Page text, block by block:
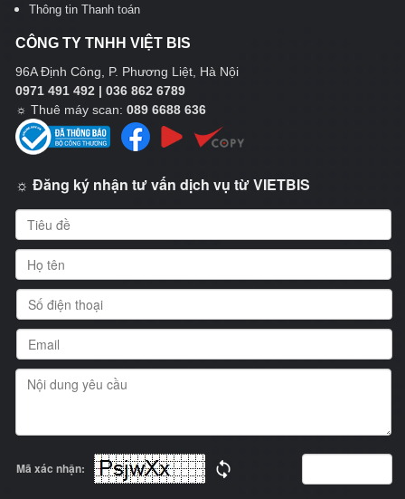
Thông tin Thanh toán
CÔNG TY TNHH VIỆT BIS
96A Định Công, P. Phương Liệt, Hà Nội
0971 491 492 | 036 862 6789
☼ Thuê máy scan: 089 6688 636
☼ Đăng ký nhận tư vấn dịch vụ từ VIETBIS
Mã xác nhận: